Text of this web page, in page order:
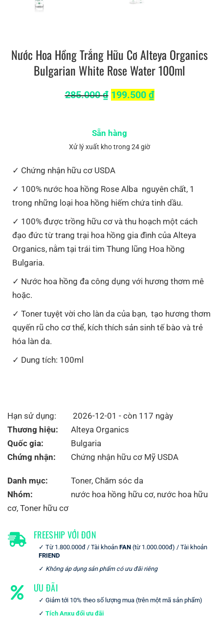
Nước Hoa Hồng Trắng Hữu Cơ Alteya Organics
Bulgarian White Rose Water 100ml
285.000₫ 199.500 ₫
Sẵn hàng
Xử lý xuất kho trong 24 giờ
Chứng nhận hữu cơ USDA
100% nước hoa hồng Rose Alba nguyên chất, 1
trong những loại hoa hồng hiếm chứa tinh dầu.
100% được trồng hữu cơ và thu hoạch một cách
đạo đức từ trang trại hoa hồng gia đình của Alteya
Organics, nằm tại trái tim Thung lũng Hoa hồng
Bulgaria.
Nước hoa hồng đa công dụng với hương thơm mê
hoặc.
Toner tuyệt vời cho làn da của bạn, tạo hương thơm
quyến rũ cho cơ thể, kích thích sản sinh tế bào và trẻ
hóa làn da.
Dung tích: 100ml
Hạn sử dụng:
2026-12-01 - còn 117 ngày
Thương hiệu:
Alteya Organics
Quốc gia:
Bulgaria
Chứng nhận:
Chứng nhận hữu cơ Mỹ USDA
Danh mục: Toner, Chăm sóc da
Nhóm:
nước hoa hồng hữu cơ, nước hoa hữu
cơ, Toner hữu cơ
FREESHIP VỚI ĐƠN
Từ 1.800.000đ / Tài khoản FAN (từ 1.000.000đ) / Tài khoản
FRIEND
Không áp dụng sản phẩm có ưu đãi riêng
ƯU ĐÃI
Giảm tới 10% theo số lượng mua (trên một mã sản phẩm)
Tích Anxu đổi ưu đãi